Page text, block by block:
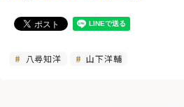
八尋知洋 山下洋輔